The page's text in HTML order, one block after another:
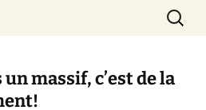
massif, c’est de la